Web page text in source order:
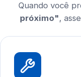
Quando você
próximo",